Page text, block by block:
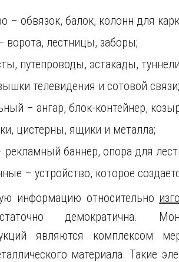
– обвязок, балок, колонн для
ворота, лестницы, заборы;
путепроводы, эстакады,
телевидения и сотовой связи;
– ангар, блок-контейнер,
цистерны, ящики и металла;
баннер, опора для
– устройство, которое
информацию относительно
демократична.
являются комплексом
материала. Такие